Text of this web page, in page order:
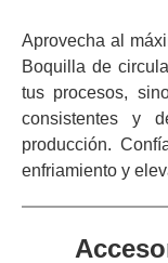
Aprovecha al
Boquilla de
tus procesos,
consistentes y
producción.
enfriamiento y